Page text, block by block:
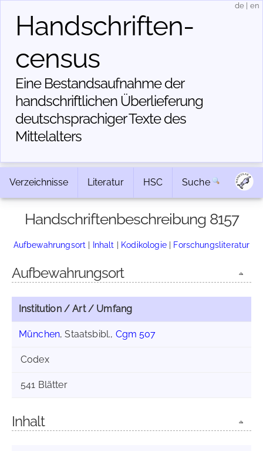
Handschriften­
census
Eine Bestandsaufnahme der
handschriftlichen Über­lieferung
deutschsprachiger Texte des
Mittelalters
de en
Verzeichnisse Literatur HSC Suche
Handschriftenbeschreibung 8157
Aufbewahrungsort | Inhalt | Kodikologie| Forschungsliteratur
Aufbewahrungsort
Institution / Art / Umfang
München, Staatsbibl., Cgm 507
Codex
541 Blätter
Inhalt